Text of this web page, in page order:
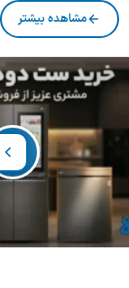
مشاهده بیشتر